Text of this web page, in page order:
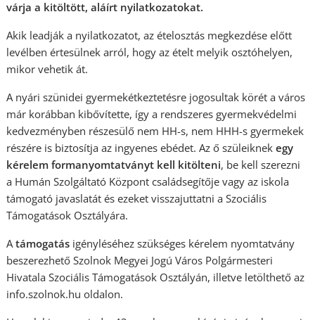
várja a kitöltött, aláírt nyilatkozatokat.
Akik leadják a nyilatkozatot, az ételosztás megkezdése előtt
levélben értesülnek arról, hogy az ételt melyik osztóhelyen,
mikor vehetik át.
A nyári szünidei gyermekétkeztetésre jogosultak körét a város
már korábban kibővítette, így a rendszeres gyermekvédelmi
kedvezményben részesülő nem HH-s, nem HHH-s gyermekek
részére is biztosítja az ingyenes ebédet. Az ő szüleiknekegy
kérelem formanyomtatványt kell kitölteni, be kell szerezni
a Humán Szolgáltató Központ családsegítője vagy az iskola
támogató javaslatát és ezeket visszajuttatni a Szociális
Támogatások Osztályára.
Atámogatás igényléséhez szükséges kérelem nyomtatvány
beszerezhető Szolnok Megyei Jogú Város Polgármesteri
Hivatala Szociális Támogatások Osztályán, illetve letölthető az
info.szolnok.hu oldalon.